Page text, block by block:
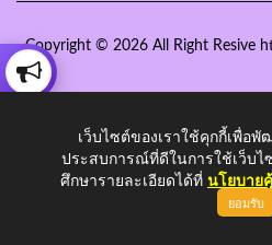
Copyright © 2026 All Right Resive
เว็บไซต์ของเราใช้คุกกี้เพื่อ
ประสบการณ์ที่ดีในการใช้เว็บ
ศึกษารายละเอียดได้ที่ นโยบาย
ยอมรับ